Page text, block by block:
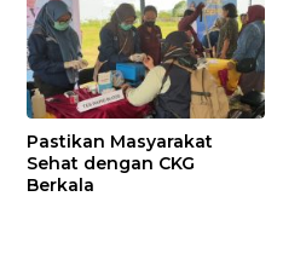
Pastikan Masyarakat
Sehat dengan CKG
Berkala